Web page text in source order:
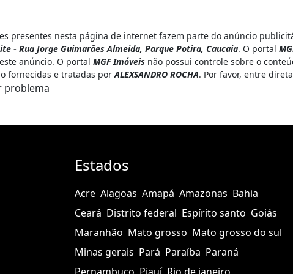
presentes nesta página de internet fazem parte do anúncio
- Rua Jorge Guimarães Almeida, Parque Potira, Caucaia. O portal
anúncio. O portal MGF Imóveis não possui controle sobre o
fornecidas e tratadas porALEXSANDRO ROCHA. Por favor, entre
problema
Estados
Acre Alagoas Amapá Amazonas Bahia
Ceará Distrito federal Espírito santo Goiás
Maranhão Mato grosso Mato grosso do sul
Minas gerais Pará Paraíba Paraná